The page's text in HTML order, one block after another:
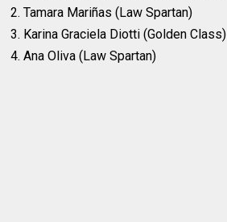
2. Tamara Mariñas (Law Spartan)
3. Karina Graciela Diotti (Golden Class)
4. Ana Oliva (Law Spartan)